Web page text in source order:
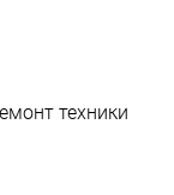
техники